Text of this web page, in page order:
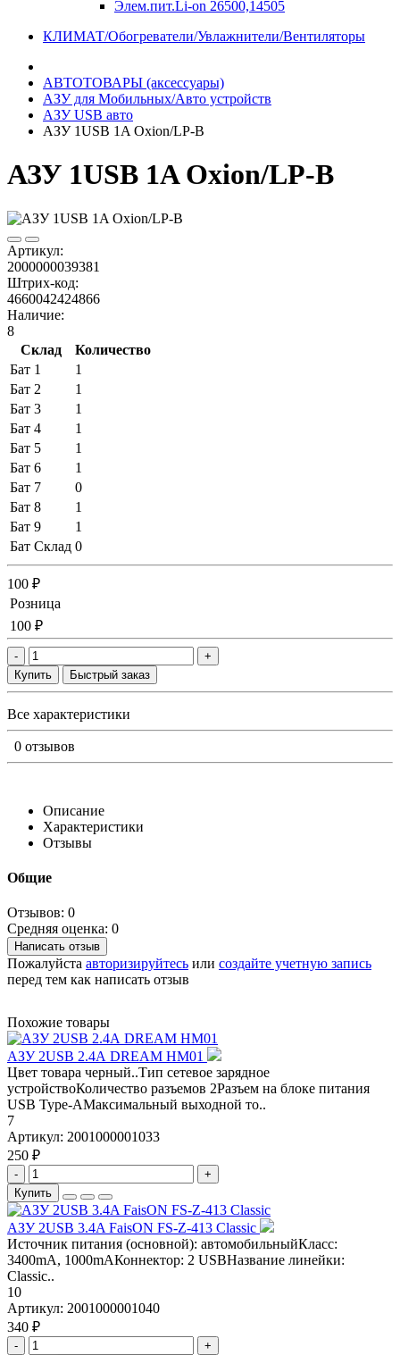
Элем.пит.Li-on 26500,14505
КЛИМАТ/Обогреватели/Увлажнители/Вентиляторы
АВТОТОВАРЫ (аксессуары)
АЗУ для Мобильных/Авто устройств
АЗУ USB авто
АЗУ 1USB 1A Oxion/LP-B
АЗУ 1USB 1A Oxion/LP-B
Артикул:
2000000039381
Штрих-код:
4660042424866
Наличие:
8
Склад
Количество
Бат 1
1
Бат 2
1
Бат 3
1
Бат 4
1
Бат 5
1
Бат 6
1
Бат 7
0
Бат 8
1
Бат 9
1
Бат Склад 0
100 ₽
Розница
100 ₽
-
+
Купить
Быстрый заказ
Все характеристики
0 отзывов
Описание
Характеристики
Отзывы
Общие
Отзывов: 0
Средняя оценка: 0
Написать отзыв
Пожалуйста авторизируйтесь или создайте учетную запись
перед тем как написать отзыв
Похожие товары
АЗУ 2USB 2.4А DREAM HM01
Цвет товара черный..Тип сетевое зарядное
устройствоКоличество разъемов 2Разъем на блоке питания
USB Type-AМаксимальный выходной то..
7
Артикул: 2001000001033
250 ₽
-
+
Купить
АЗУ 2USB 3.4A FaisON FS-Z-413 Classic
Источник питания (основной): автомобильныйКласс:
3400mA, 1000mAКоннектор: 2 USBНазвание линейки:
Classic..
10
Артикул: 2001000001040
340 ₽
-
+